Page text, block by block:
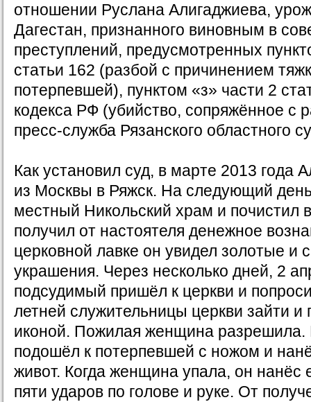
отношении Руслана Алигаджиева,
Дагестан, признанного виновным в
преступлений, предусмотренных
статьи 162 (разбой с причинением
потерпевшей), пунктом «з» части 2
кодекса РФ (убийство, сопряжённое с
пресс-служба Рязанского областного
Как установил суд, в марте 2013 года
из Москвы в Ряжск. На следующий
местный Никольский храм и почистил
получил от настоятеля денежное
церковной лавке он увидел золотые и
украшения. Через несколько дней, 2
подсудимый пришёл к церкви и
летней служительницы церкви зайти и
иконой. Пожилая женщина
подошёл к потерпевшей с ножом и
живот. Когда женщина упала, он нанёс
пяти ударов по голове и руке. От